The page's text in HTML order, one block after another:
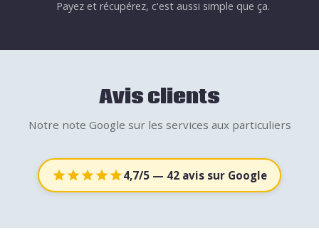
Payez et récupérez, c'est aussi simple que ça.
Avis clients
Notre note Google sur les services aux particuliers
4,7/5 — 42 avis sur Google